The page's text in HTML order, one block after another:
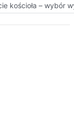
kościoła – wybór